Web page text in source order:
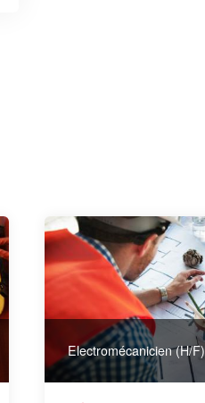
Electromécanicien (H/F)